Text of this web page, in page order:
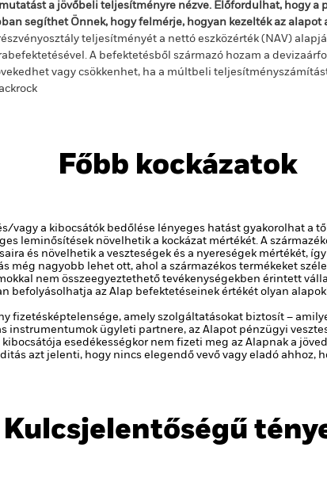
a jövőbeli teljesítményre nézve. Előfordulhat, hogy a
segíthet Önnek, hogy felmérje, hogyan kezelték az alapot
teljesítményét a nettó eszközérték (NAV)
A befektetésből származó hozam a
vagy csökkenhet, ha a múltbeli
Főbb kockázatok
vagy a kibocsátók bedőlése lényeges hatást gyakorolhat a
leminősítések növelhetik a kockázat mértékét. A
és növelhetik a veszteségek és a nyereségek mértékét,
még nagyobb lehet ott, ahol a származékos termékeket
nem összeegyeztethető tevékenységekben érintett
befolyásolhatja az Alap befektetéseinek értékét olyan
fizetésképtelensége, amely szolgáltatásokat biztosít –
instrumentumok ügyleti partnere, az Alapot pénzügyi
esedékességkor nem fizeti meg az Alapnak a
azt jelenti, hogy nincs elegendő vevő vagy eladó ahhoz,
Kulcsjelentőségű